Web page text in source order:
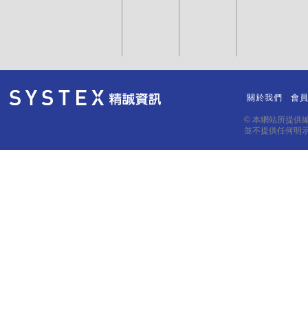
關於我們 會
© 本網站所提供
並不提供任何明